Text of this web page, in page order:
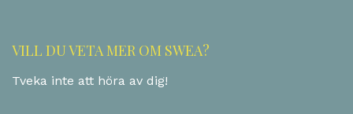
VILL DU VETA MER OM SWEA?
Tveka inte att höra av dig!